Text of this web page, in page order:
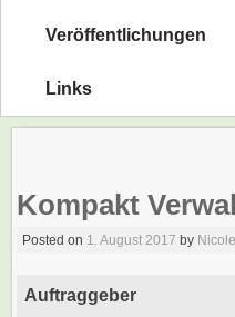
Veröffentlichungen
Links
Kompakt
Posted on 1. August 2017 by
Auftraggeber